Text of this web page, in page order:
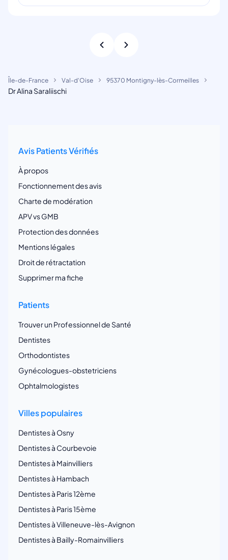
Île-de-France Val-d'Oise 95370 Montigny-lès-Cormeilles
Dr Alina Saraliischi
Avis Patients Vérifiés
À propos
Fonctionnement des avis
Charte de modération
APV vs GMB
Protection des données
Mentions légales
Droit de rétractation
Supprimer ma fiche
Patients
Trouver un Professionnel de Santé
Dentistes
Orthodontistes
Gynécologues-obstetriciens
Ophtalmologistes
Villes populaires
Dentistes à Osny
Dentistes à Courbevoie
Dentistes à Mainvilliers
Dentistes à Hambach
Dentistes à Paris 12ème
Dentistes à Paris 15ème
Dentistes à Villeneuve-lès-Avignon
Dentistes à Bailly-Romainvilliers